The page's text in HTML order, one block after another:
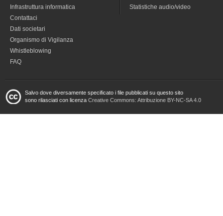
Infrastruttura informatica
Contattaci
Dati societari
Organismo di Vigilanza
Whistleblowing
FAQ
Statistiche audio/video
Salvo dove diversamente specificato i file pubblicati su questo sito
sono rilasciati con licenza Creative Commons: Attribuzione BY-NC-SA 4.0